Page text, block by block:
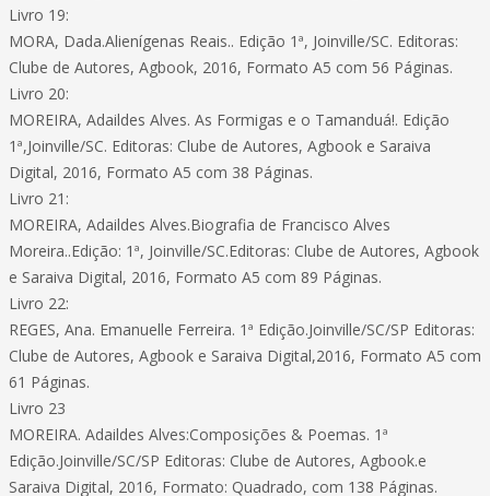
Livro 19:
MORA, Dada.Alienígenas Reais.. Edição 1ª, Joinville/SC. Editoras:
Clube de Autores, Agbook, 2016, Formato A5 com 56 Páginas.
Livro 20:
MOREIRA, Adaildes Alves. As Formigas e o Tamanduá!. Edição
1ª,Joinville/SC. Editoras: Clube de Autores, Agbook e Saraiva
Digital, 2016, Formato A5 com 38 Páginas.
Livro 21:
MOREIRA, Adaildes Alves.Biografia de Francisco Alves
Moreira..Edição: 1ª, Joinville/SC.Editoras: Clube de Autores, Agbook
e Saraiva Digital, 2016, Formato A5 com 89 Páginas.
Livro 22:
REGES, Ana. Emanuelle Ferreira. 1ª Edição.Joinville/SC/SP Editoras:
Clube de Autores, Agbook e Saraiva Digital,2016, Formato A5 com
61 Páginas.
Livro 23
MOREIRA. Adaildes Alves:Composições & Poemas. 1ª
Edição.Joinville/SC/SP Editoras: Clube de Autores, Agbook.e
Saraiva Digital, 2016, Formato: Quadrado, com 138 Páginas.